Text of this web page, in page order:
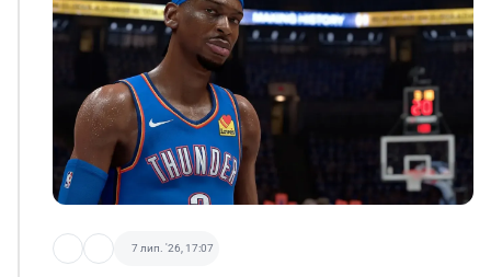
7 лип. '26, 17:07